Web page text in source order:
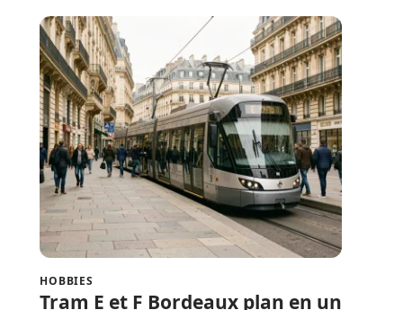
HOBBIES
Tram E et F Bordeaux plan en un